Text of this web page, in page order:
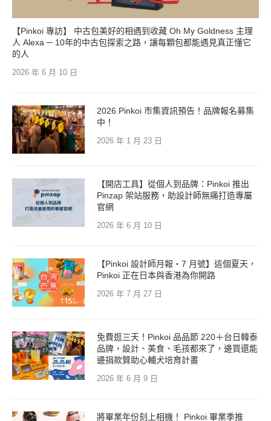
【Pinkoi 專訪】 中古包美好的相遇到收藏 Oh My Goldness 主理
人 Alexa ─ 10年的中古包探索之路，讓每顆包都能遇見真正懂它
的人
2026 年 6 月 10 日
2026 Pinkoi 市集資訊預告！品牌報名募集
中！
2026 年 1 月 23 日
【開店工具】從個人到品牌：Pinkoi 推出
Pinzap 架站服務，助設計師無痛打造專屬
官網
2026 年 6 月 10 日
【Pinkoi 設計師月報・7 月號】這個夏天，
Pinkoi 正在日本與香港為你開路
2026 年 7 月 27 日
免費逛三天！Pinkoi 品品節 220＋台日韓泰
品牌，設計、美食、毛孩都來了，邊買還能
邊捐款贊助心輔犬培育計畫
2026 年 6 月 9 日
將畢業年份刻上相機！ Pinkoi 畢業季推